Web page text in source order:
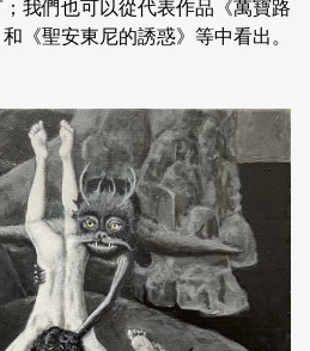
我們也可以從代表作品《萬寶路
《聖安東尼的誘惑》等中看出。